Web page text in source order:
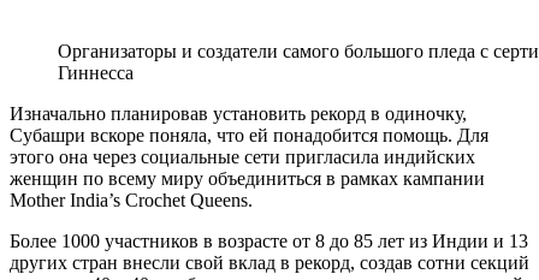
Организаторы и создатели самого большого пледа с
Гиннесса
Изначально планировав установить рекорд в одиночку,
Субашри вскоре поняла, что ей понадобится помощь. Для
этого она через социальные сети пригласила индийских
женщин по всему миру объединиться в рамках кампании
Mother India’s Crochet Queens.
Более 1000 участников в возрасте от 8 до 85 лет из Индии и 13
других стран внесли свой вклад в рекорд, создав сотни секций